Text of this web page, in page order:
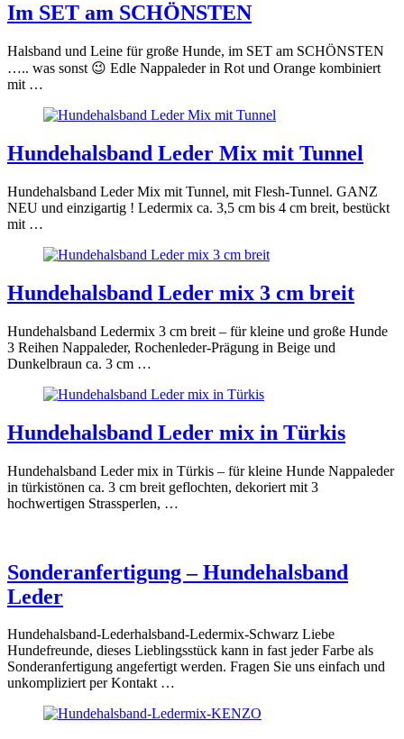
Im SET am SCHÖNSTEN
Halsband und Leine für große Hunde, im SET am SCHÖNSTEN
….. was sonst 😉 Edle Nappaleder in Rot und Orange kombiniert
mit …
Hundehalsband Leder Mix mit Tunnel
Hundehalsband Leder Mix mit Tunnel, mit Flesh-Tunnel. GANZ
NEU und einzigartig ! Ledermix ca. 3,5 cm bis 4 cm breit, bestückt
mit …
Hundehalsband Leder mix 3 cm breit
Hundehalsband Ledermix 3 cm breit – für kleine und große Hunde
3 Reihen Nappaleder, Rochenleder-Prägung in Beige und
Dunkelbraun ca. 3 cm …
Hundehalsband Leder mix in Türkis
Hundehalsband Leder mix in Türkis – für kleine Hunde Nappaleder
in türkistönen ca. 3 cm breit geflochten, dekoriert mit 3
hochwertigen Strassperlen, …
Sonderanfertigung – Hundehalsband
Leder
Hundehalsband-Lederhalsband-Ledermix-Schwarz Liebe
Hundefreunde, dieses Lieblingsstück kann in fast jeder Farbe als
Sonderanfertigung angefertigt werden. Fragen Sie uns einfach und
unkompliziert per Kontakt …